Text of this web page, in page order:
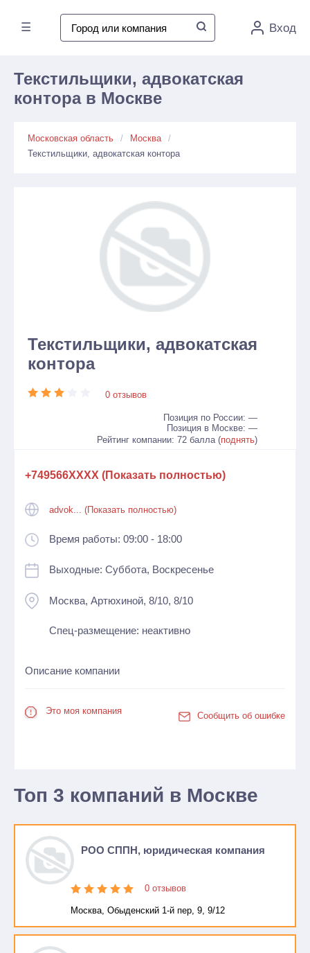
☰ Вход
Текстильщики, адвокатская
контора в Москве
Московская область
Москва
Текстильщики, адвокатская контора
Текстильщики, адвокатская
контора
0 отзывов
Позиция по России: —
Позиция в Москве: —
Рейтинг компании: 72 балла (поднять)
+749566XXXX (Показать полностью)
advok... (Показать полностью)
Время работы: 09:00 - 18:00
Выходные: Суббота, Воскресенье
Москва, Артюхиной, 8/10, 8/10
Спец-размещение: неактивно
Описание компании
Это моя компания Сообщить об ошибке
Топ 3 компаний в Москве
РОО СППН, юридическая компания
0 отзывов
Москва, Обыденский 1-й пер, 9, 9/12